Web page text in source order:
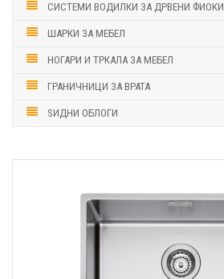
СИСТЕМИ ВОДИЛКИ ЗА ДРВЕНИ ФИОКИ
ШАРКИ ЗА МЕБЕЛ
НОГАРИ И ТРКАЛА ЗА МЕБЕЛ
ГРАНИЧНИЦИ ЗА ВРАТА
ЅИДНИ ОБЛОГИ